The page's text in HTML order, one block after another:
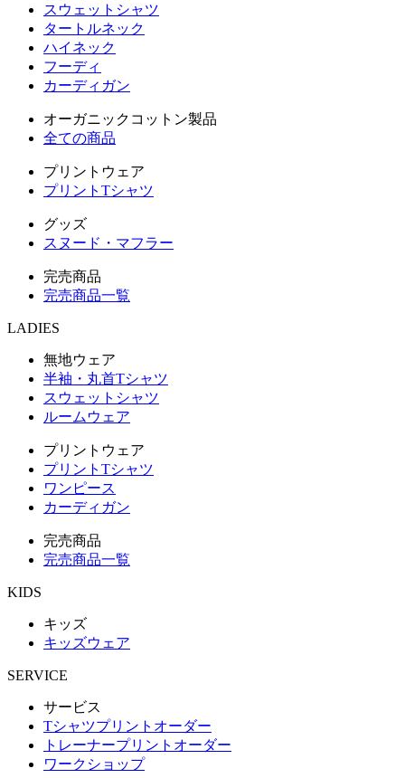
スウェットシャツ
タートルネック
ハイネック
フーディ
カーディガン
オーガニックコットン製品
全ての商品
プリントウェア
プリントTシャツ
グッズ
スヌード・マフラー
完売商品
完売商品一覧
LADIES
無地ウェア
半袖・丸首Tシャツ
スウェットシャツ
ルームウェア
プリントウェア
プリントTシャツ
ワンピース
カーディガン
完売商品
完売商品一覧
KIDS
キッズ
キッズウェア
SERVICE
サービス
Tシャツプリントオーダー
トレーナープリントオーダー
ワークショップ